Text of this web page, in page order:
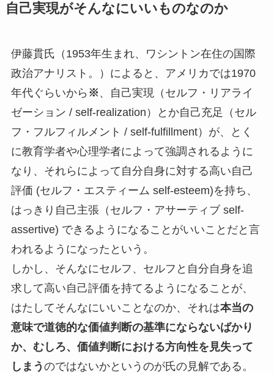
自己実現がそんなにいいものなのか
伊藤貫氏（1953年生まれ、ワシントン在住の国際
政治アナリスト。）によると、アメリカでは1970
年代ぐらいから ※ 、自己実現（セルフ・リアライ
ゼーション / self-realization）とか自己充足（セル
フ・フルフィルメント / self-fulfillment）が、とく
に教育学者や心理学者によって強調されるように
なり、それらによって自分自身に対する高い自己
評価 (セルフ・エスティーム self-esteem)を持ち、
はっきり自己主張（セルフ・アサーティブ self-
assertive) できるようになることがいいことだと言
われるようになったという。
しかし、そんなにセルフ、セルフと自分自身を追
求して高い自己評価を持てるようになることが、
はたしてそんなにいいことなのか、それは本当の
意味で道徳的な価値判断の基準にならないばかり
か、むしろ、価値判断における方向性を見失って
しまう のではないかというのが氏の見解である。